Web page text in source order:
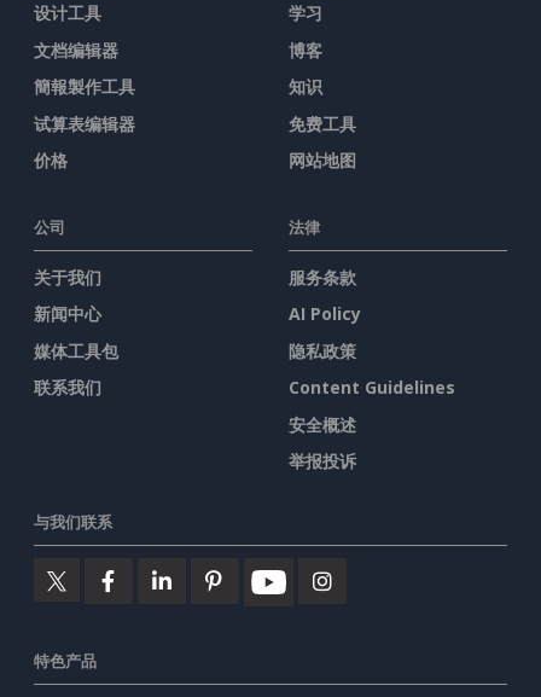
设计工具
文档编辑器
簡報製作工具
试算表编辑器
价格
学习
博客
知识
免费工具
网站地图
公司
关于我们
新闻中心
媒体工具包
联系我们
法律
服务条款
AI Policy
隐私政策
Content Guidelines
安全概述
举报投诉
与我们联系
特色产品